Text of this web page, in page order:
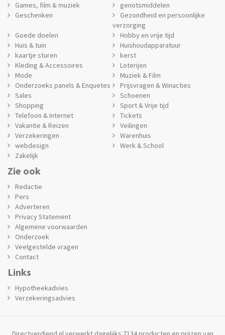
Games, film & muziek
genotsmiddelen
Geschenken
Gezondheid en persoonlijke
verzorging
Goede doelen
Hobby en vrije tijd
Huis & tuin
Huishoudapparatuur
kaartje sturen
kerst
Kleding & Accessoires
Loterijen
Mode
Muziek & Film
Onderzoeks panels & Enquetes
Prijsvragen & Winacties
Sales
Schoenen
Shopping
Sport & Vrije tijd
Telefoon & Internet
Tickets
Vakantie & Reizen
Veilingen
Verzekeringen
Warenhuis
webdesign
Werk & School
Zakelijk
Zie ook
Redactie
Pers
Adverteren
Privacy Statement
Algemene voorwaarden
Onderzoek
Veelgestelde vragen
Contact
Links
Hypotheekadvies
Verzekeringsadvies